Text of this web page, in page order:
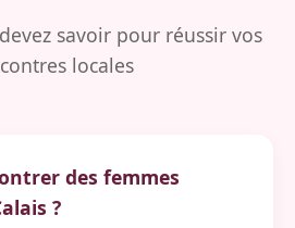
savoir pour réussir vos
locales
des femmes
?